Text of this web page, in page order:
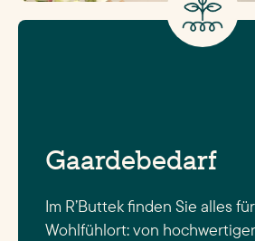
Gaardebedarf
Im R’Buttek finden Sie alles
Wohlfühlort: von